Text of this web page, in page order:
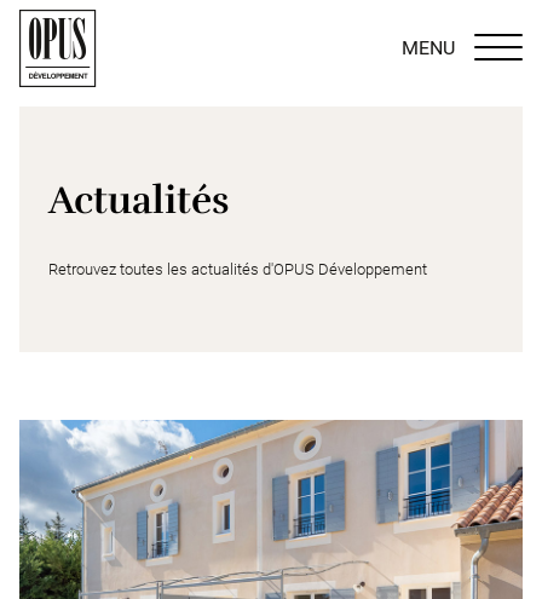
MENU
Actualités
Retrouvez toutes les actualités d'OPUS Développement